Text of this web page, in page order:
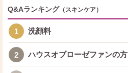
Q&Aランキング （スキンケア）
1 洗顔料
2 ハウスオブローゼファンの方